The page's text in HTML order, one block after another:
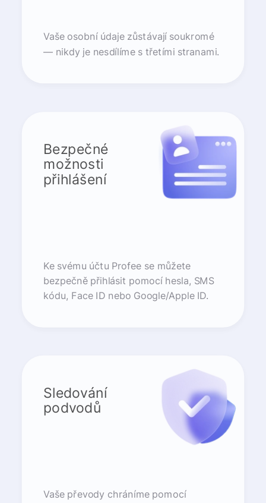
Vaše osobní údaje zůstávají soukromé
— nikdy je nesdílíme s třetími stranami.
Bezpečné
možnosti
přihlášení
Ke svému účtu Profee se můžete
bezpečně přihlásit pomocí hesla, SMS
kódu, Face ID nebo Google/Apple ID.
Sledování
podvodů
Vaše převody chráníme pomocí